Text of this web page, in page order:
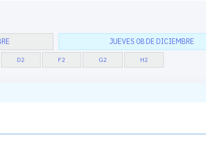
JUEVES 08 DE DICIEMBRE
D2 F2 G2 H2